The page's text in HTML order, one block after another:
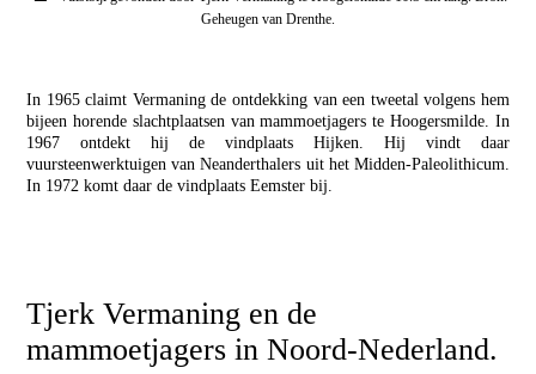
Geheugen van Drenthe.
In 1965 claimt Vermaning de ontdekking van een tweetal volgens hem
bijeen horende slachtplaatsen van mammoetjagers te Hoogersmilde. In
1967 ontdekt hij de vindplaats Hijken. Hij vindt daar
vuursteenwerktuigen van Neanderthalers uit het Midden-Paleolithicum.
In 1972 komt daar de vindplaats Eemster bij.
Tjerk Vermaning en de
mammoetjagers in Noord-Nederland.